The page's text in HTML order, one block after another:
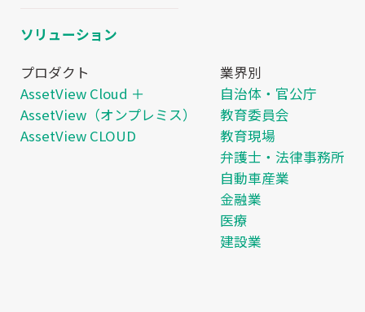
ソリューション
プロダクト
AssetView Cloud ＋
AssetView（オンプレミス）
AssetView CLOUD
業界別
自治体・官公庁
教育委員会
教育現場
弁護士・法律事務所
自動車産業
金融業
医療
建設業